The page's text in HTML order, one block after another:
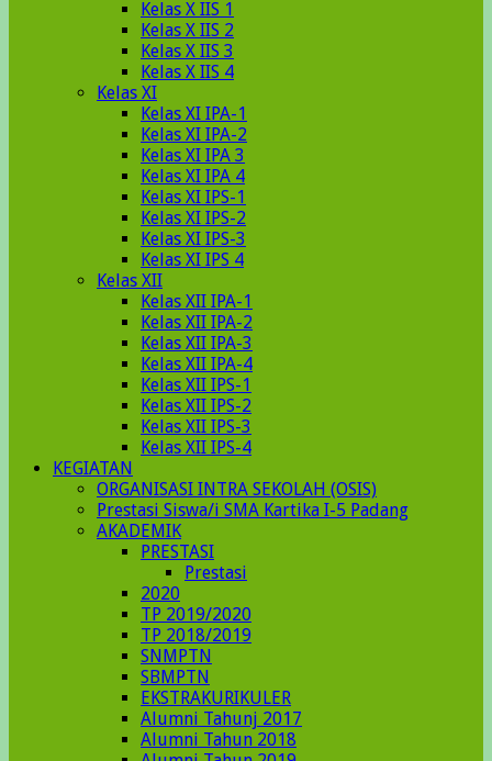
Kelas X IIS 1
Kelas X IIS 2
Kelas X IIS 3
Kelas X IIS 4
Kelas XI
Kelas XI IPA-1
Kelas XI IPA-2
Kelas XI IPA 3
Kelas XI IPA 4
Kelas XI IPS-1
Kelas XI IPS-2
Kelas XI IPS-3
Kelas XI IPS 4
Kelas XII
Kelas XII IPA-1
Kelas XII IPA-2
Kelas XII IPA-3
Kelas XII IPA-4
Kelas XII IPS-1
Kelas XII IPS-2
Kelas XII IPS-3
Kelas XII IPS-4
KEGIATAN
ORGANISASI INTRA SEKOLAH (OSIS)
Prestasi Siswa/i SMA Kartika I-5 Padang
AKADEMIK
PRESTASI
Prestasi
2020
TP 2019/2020
TP 2018/2019
SNMPTN
SBMPTN
EKSTRAKURIKULER
Alumni Tahunj 2017
Alumni Tahun 2018